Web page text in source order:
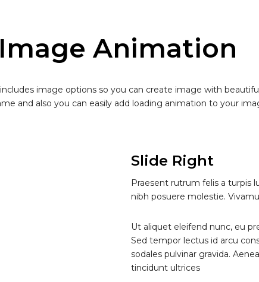
Image Animation
image options so you can create image with
and also you can easily add loading animation to your
Slide Right
Praesent rutrum felis a turpis
nibh posuere molestie.
Ut aliquet eleifend nunc, eu
Sed tempor lectus id arcu
sodales pulvinar gravida.
tincidunt ultrices